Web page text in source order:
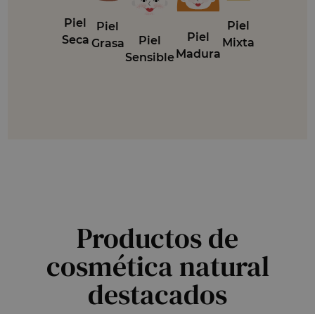
Piel
Seca
Piel
Grasa
Piel
Sensible
Piel
Madura
Piel
Mixta
Productos de
cosmética natural
destacados